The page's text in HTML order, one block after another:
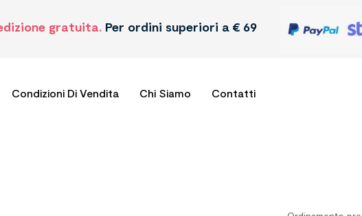
gratuita. Per ordini superiori a € 69
Condizioni Di Vendita Chi Siamo Contatti